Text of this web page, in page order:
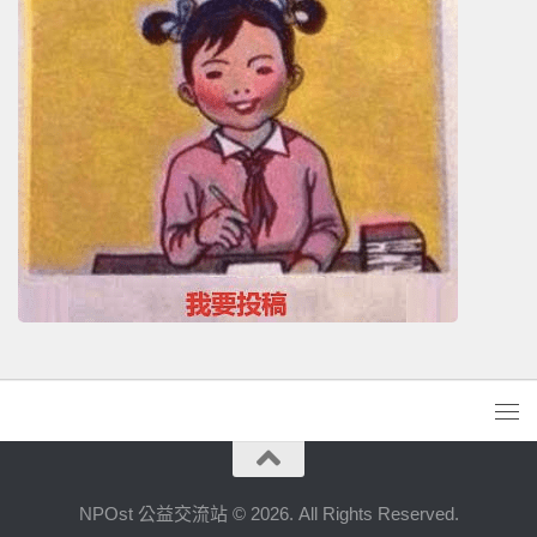
NPOst 公益交流站 © 2026. All Rights Reserved.